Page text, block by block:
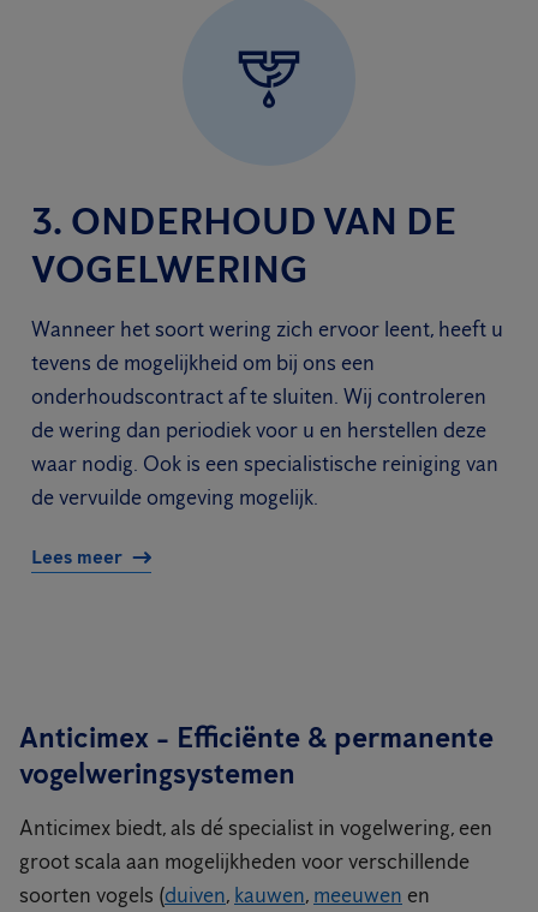
3. ONDERHOUD VAN DE
VOGELWERING
Wanneer het soort wering zich ervoor leent, heeft u
tevens de mogelijkheid om bij ons een
onderhoudscontract af te sluiten. Wij controleren
de wering dan periodiek voor u en herstellen deze
waar nodig. Ook is een specialistische reiniging van
de vervuilde omgeving mogelijk.
Lees meer
Anticimex - Efficiënte & permanente
vogelweringsystemen
Anticimex biedt, als dé specialist in vogelwering, een
groot scala aan mogelijkheden voor verschillende
soorten vogels (duiven, kauwen, meeuwen en